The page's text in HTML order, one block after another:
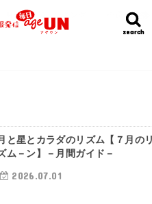
search
search
明日の運勢ランキング 今週の運勢
と星とカラダのリズム【７月の
ム－ン】－月間ガイド－
2026.07.01